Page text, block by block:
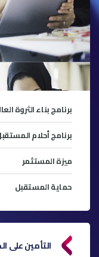
برنامج بناء الثروة
برنامج أحلام
ميزة المستثمر
حماية المستقبل
التأمين على